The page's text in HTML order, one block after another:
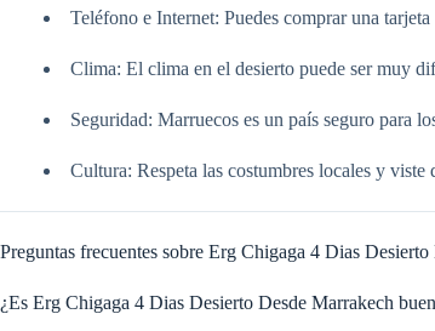
Teléfono e Internet: Puedes comprar una
Clima: El clima en el desierto puede ser muy
Seguridad: Marruecos es un país seguro para
Cultura: Respeta las costumbres locales y
Preguntas frecuentes sobre Erg Chigaga 4 Dias
¿Es Erg Chigaga 4 Dias Desierto Desde Marrakech